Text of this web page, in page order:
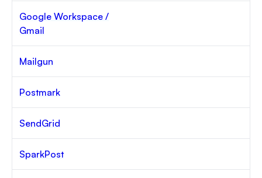
Google Workspace /
Gmail
Mailgun
Postmark
SendGrid
SparkPost